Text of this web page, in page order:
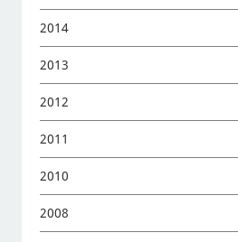
2014
2013
2012
2011
2010
2008